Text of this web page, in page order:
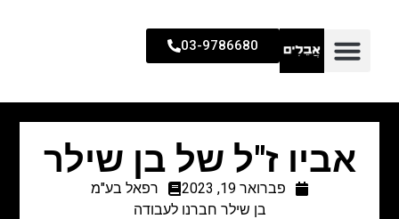
03-9786680
אביו ז"ל של בן שילר
פברואר 19, 2023
רפאל בע"מ
בן שילר חברנו לעבודה